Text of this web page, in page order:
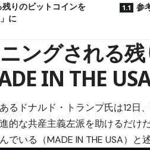
りのビットコインを
に
参
ングされる
IN THE
るドナルド・トランプ氏は12日
的な共産主義左派を助けるだけ
いる（MADE IN THE USA）と述